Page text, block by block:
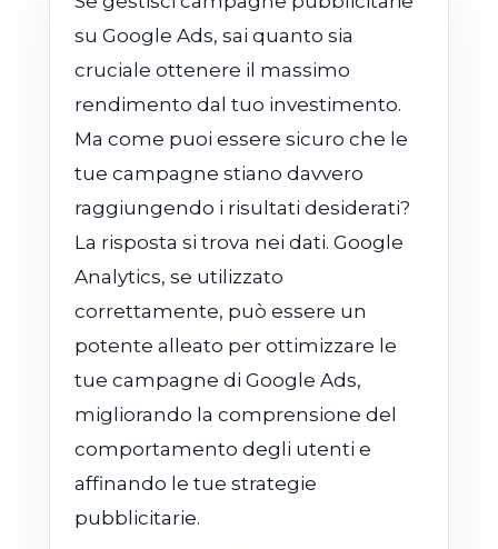
su Google Ads, sai quanto sia
cruciale ottenere il massimo
rendimento dal tuo investimento.
Ma come puoi essere sicuro che le
tue campagne stiano davvero
raggiungendo i risultati desiderati?
La risposta si trova nei dati. Google
Analytics, se utilizzato
correttamente, può essere un
potente alleato per ottimizzare le
tue campagne di Google Ads,
migliorando la comprensione del
comportamento degli utenti e
affinando le tue strategie
pubblicitarie.